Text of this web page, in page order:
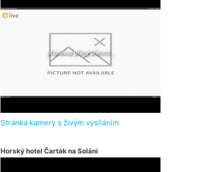
Stránka kamery s živým vysíláním
Horský hotel Čarták na Soláni